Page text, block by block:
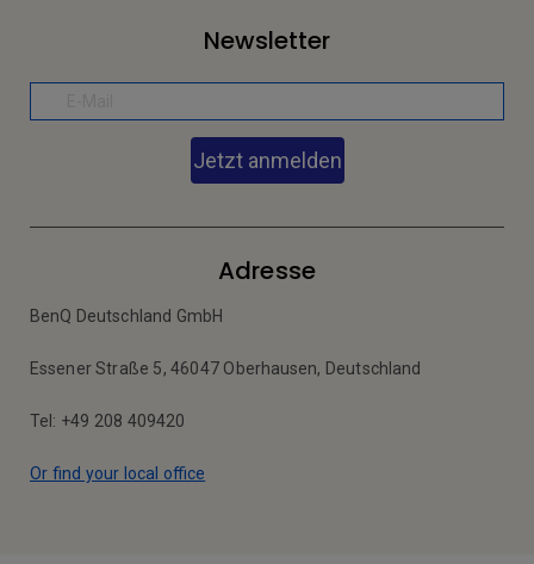
Newsletter
Jetzt anmelden
Adresse
BenQ Deutschland GmbH
Essener Straße 5, 46047 Oberhausen, Deutschland
Tel: +49 208 409420
Or find your local office